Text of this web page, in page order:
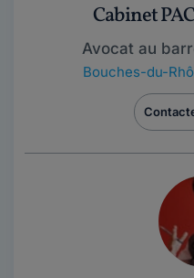
Cabinet
Avocat au
Bouches-du-